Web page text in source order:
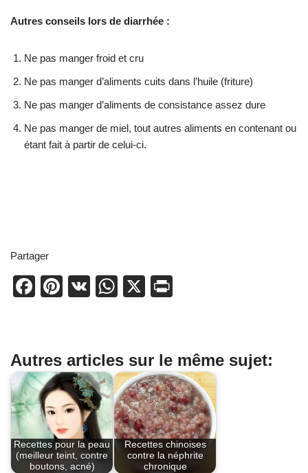
Autres conseils lors de diarrhée :
Ne pas manger froid et cru
Ne pas manger d’aliments cuits dans l’huile (friture)
Ne pas manger d’aliments de consistance assez dure
Ne pas manger de miel, tout autres aliments en contenant ou
étant fait à partir de celui-ci.
Partager
F
e
b
o
o
k
Pi
e
st
V
W
s
A
p
p
X
Autres articles sur le même sujet:
Recettes pour la peau
(meilleur teint, contre
boutons, acné)
Recettes chinoises
contre la néphrite
chronique